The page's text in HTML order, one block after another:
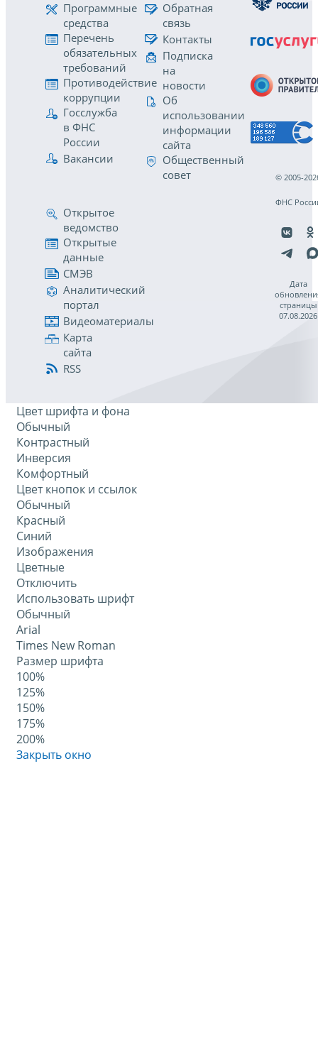
Программные
средства
Перечень
обязательных
требований
Противодействие
коррупции
Госслужба
в ФНС
России
Вакансии
Обратная
связь
Контакты
Подписка
на
новости
Об
использовании
информации
сайта
Общественный
совет
Открытое
ведомство
Открытые
данные
СМЭВ
Аналитический
портал
Видеоматериалы
Карта
сайта
RSS
© 2005-
ФНС
Дата
страницы
07.08.2026
Цвет шрифта и фона
Обычный
Контрастный
Инверсия
Комфортный
Цвет кнопок и ссылок
Обычный
Красный
Синий
Изображения
Цветные
Отключить
Использовать шрифт
Обычный
Arial
Times New Roman
Размер шрифта
100%
125%
150%
175%
200%
Закрыть окно